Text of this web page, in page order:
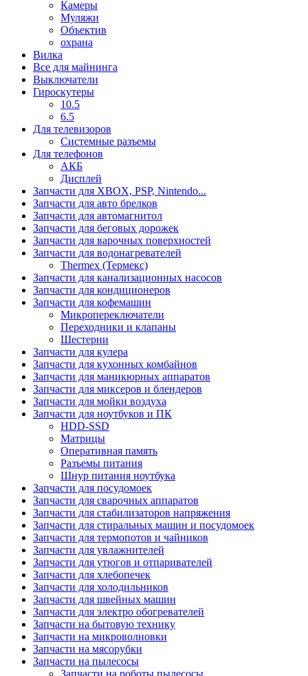
Камеры
Муляжи
Объектив
охрана
Вилка
Все для майнинга
Выключатели
Гироскутеры
10.5
6.5
Для телевизоров
Системные разъемы
Для телефонов
АКБ
Дисплей
Запчасти для XBOX, PSP, Nintendo...
Запчасти для авто брелков
Запчасти для автомагнитол
Запчасти для беговых дорожек
Запчасти для варочных поверхностей
Запчасти для водонагревателей
Thermex (Термекс)
Запчасти для канализационных насосов
Запчасти для кондиционеров
Запчасти для кофемашин
Микропереключатели
Переходники и клапаны
Шестерни
Запчасти для кулера
Запчасти для кухонных комбайнов
Запчасти для маникюрных аппаратов
Запчасти для миксеров и блендеров
Запчасти для мойки воздуха
Запчасти для ноутбуков и ПК
HDD-SSD
Матрицы
Оперативная память
Разъемы питания
Шнур питания ноутбука
Запчасти для посудомоек
Запчасти для сварочных аппаратов
Запчасти для стабилизаторов напряжения
Запчасти для стиральных машин и посудомоек
Запчасти для термопотов и чайников
Запчасти для увлажнителей
Запчасти для утюгов и отпаривателей
Запчасти для хлебопечек
Запчасти для холодильников
Запчасти для швейных машин
Запчасти для электро обогревателей
Запчасти на бытовую технику
Запчасти на микроволновки
Запчасти на мясорубки
Запчасти на пылесосы
Запчасти на роботы пылесосы